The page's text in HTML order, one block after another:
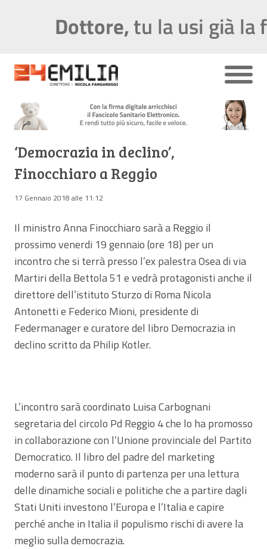
‘Democrazia in declino’,
Finocchiaro a Reggio
17 Gennaio 2018 alle 11:12
Il ministro Anna Finocchiaro sarà a Reggio il
prossimo venerdi 19 gennaio (ore 18) per un
incontro che si terrà presso l’ex palestra Osea di via
Martiri della Bettola 51 e vedrà protagonisti anche il
direttore dell’istituto Sturzo di Roma Nicola
Antonetti e Federico Mioni, presidente di
Federmanager e curatore del libro Democrazia in
declino scritto da Philip Kotler.
L’incontro sarà coordinato Luisa Carbognani
segretaria del circolo Pd Reggio 4 che lo ha promosso
in collaborazione con l’Unione provinciale del Partito
Democratico. Il libro del padre del marketing
moderno sarà il punto di partenza per una lettura
delle dinamiche sociali e politiche che a partire dagli
Stati Uniti investono l’Europa e l’Italia e capire
perché anche in Italia il populismo rischi di avere la
meglio sulla democrazia.